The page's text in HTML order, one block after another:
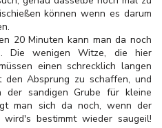
können wenn es darum
20 Minuten kann man da noch
Die wenigen Witze, die hier
einen schrecklich langen
Absprung zu schaffen, und
sandigen Grube für kleine
man sich da noch, wenn der
bestimmt wieder saugeil!